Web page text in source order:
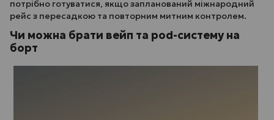
потрібно готуватися, якщо запланований міжнародний
рейс з пересадкою та повторним митним контролем.
Чи можна брати вейп та pod-систему на
борт